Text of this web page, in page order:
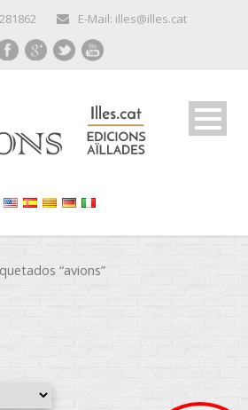
E-Mail: illes@illes.cat
“avions”